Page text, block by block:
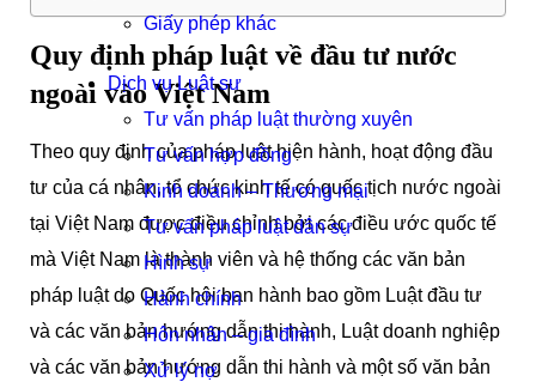
Giấy phép khác
Dịch vụ Luật sư
Tư vấn pháp luật thường xuyên
Tư vấn hợp đồng
Kinh doanh – Thương mại
Tư vấn pháp luật dân sự
Hình sự
Hành chính
Hôn nhân – gia đình
Xử lý nợ
Quy định pháp luật về đầu tư nước
ngoài vào Việt Nam
Theo quy định của pháp luật hiện hành, hoạt động đầu
tư của cá nhân, tổ chức kinh tế có quốc tịch nước ngoài
tại Việt Nam được điều chỉnh bởi các điều ước quốc tế
mà Việt Nam là thành viên và hệ thống các văn bản
pháp luật do Quốc hội ban hành bao gồm Luật đầu tư
và các văn bản hướng dẫn thi hành, Luật doanh nghiệp
và các văn bản hướng dẫn thi hành và một số văn bản